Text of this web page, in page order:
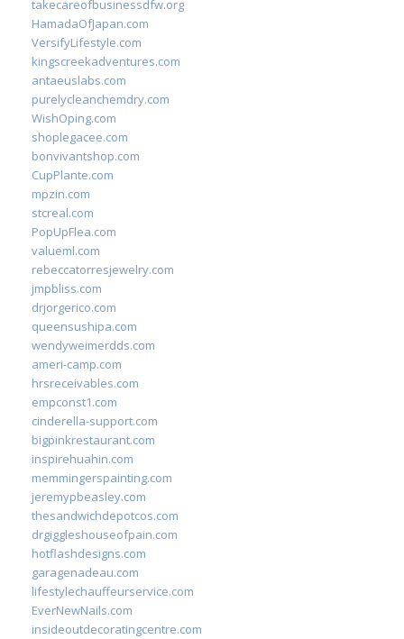
takecareofbusinessdfw.org
HamadaOfJapan.com
VersifyLifestyle.com
kingscreekadventures.com
antaeuslabs.com
purelycleanchemdry.com
WishOping.com
shoplegacee.com
bonvivantshop.com
CupPlante.com
mpzin.com
stcreal.com
PopUpFlea.com
valueml.com
rebeccatorresjewelry.com
jmpbliss.com
drjorgerico.com
queensushipa.com
wendyweimerdds.com
ameri-camp.com
hrsreceivables.com
empconst1.com
cinderella-support.com
bigpinkrestaurant.com
inspirehuahin.com
memmingerspainting.com
jeremypbeasley.com
thesandwichdepotcos.com
drgiggleshouseofpain.com
hotflashdesigns.com
garagenadeau.com
lifestylechauffeurservice.com
EverNewNails.com
insideoutdecoratingcentre.com